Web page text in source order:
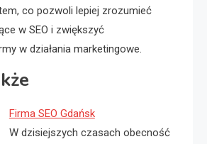
co pozwoli lepiej zrozumieć
w SEO i zwiększyć
w działania marketingowe.
Firma SEO Gdańsk
W dzisiejszych czasach obecność